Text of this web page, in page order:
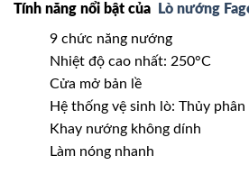
Tính năng nổi bật của Lò nướng
9 chức năng nướng
Nhiệt độ cao nhất: 250°C
Cửa mở bản lề
Hệ thống vệ sinh lò: Thủy phân
Khay nướng không dính
Làm nóng nhanh